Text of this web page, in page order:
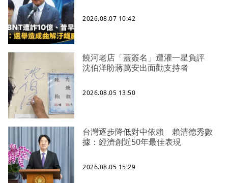
2026.08.07 10:42
饒河老店「蓋簽名」遭灌一星負評
沈伯洋盼蔣萬安出面勸支持者
2026.08.05 13:50
台灣逐步降低對中依賴 賴清德秀數
據：經濟創近50年最佳表現
2026.08.05 15:29